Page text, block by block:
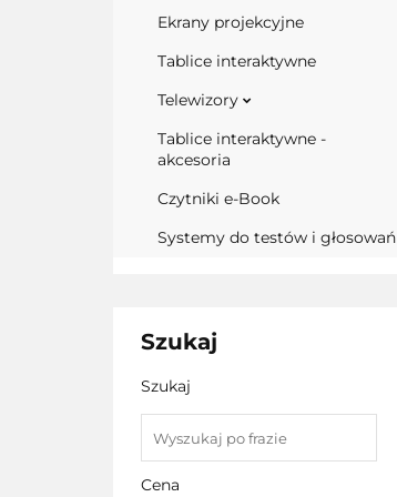
Ekrany projekcyjne
Tablice interaktywne
Telewizory
Tablice interaktywne -
akcesoria
Czytniki e-Book
Systemy do testów i głosowań
Szukaj
Szukaj
Cena